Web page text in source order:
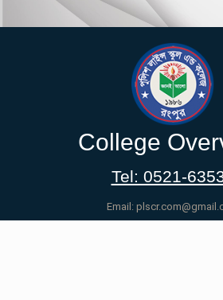
College
Tel: 0521-
Email: